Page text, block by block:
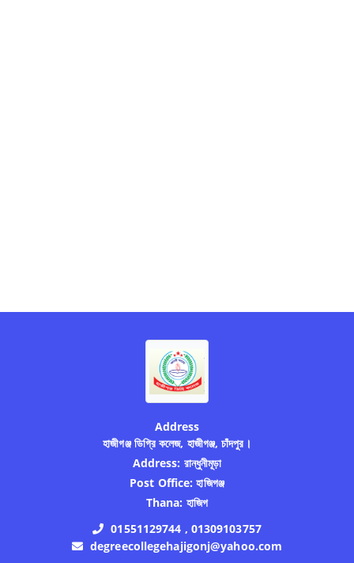
Address
হাজীগঞ্জ ডিগ্রি কলেজ, হাজীগঞ্জ, চাঁদপুর।
Address: রান্ধুনীমূড়া
Post Office: হাজিগঞ্জ
Thana: হাজিগ
01551129744 , 01309103757
degreecollegehajigonj@yahoo.com